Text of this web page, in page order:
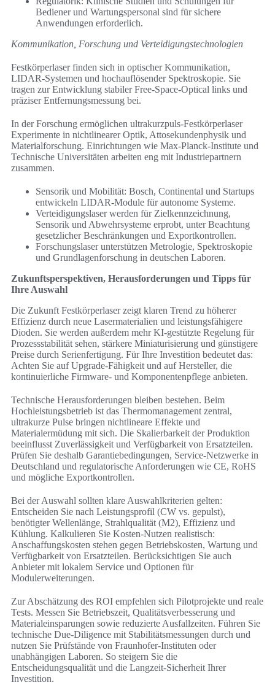
Bediener und Wartungspersonal sind für sichere
Anwendungen erforderlich.
Kommunikation, Forschung und Verteidigungstechnologien
Festkörperlaser finden sich in optischer Kommunikation,
LIDAR-Systemen und hochauflösender Spektroskopie. Sie
tragen zur Entwicklung stabiler Free-Space-Optical links und
präziser Entfernungsmessung bei.
In der Forschung ermöglichen ultrakurzpuls-Festkörperlaser
Experimente in nichtlinearer Optik, Attosekundenphysik und
Materialforschung. Einrichtungen wie Max-Planck-Institute und
Technische Universitäten arbeiten eng mit Industriepartnern
zusammen.
Sensorik und Mobilität: Bosch, Continental und Startups
entwickeln LIDAR-Module für autonome Systeme.
Verteidigungslaser werden für Zielkennzeichnung,
Sensorik und Abwehrsysteme erprobt, unter Beachtung
gesetzlicher Beschränkungen und Exportkontrollen.
Forschungslaser unterstützen Metrologie, Spektroskopie
und Grundlagenforschung in deutschen Laboren.
Zukunftsperspektiven, Herausforderungen und Tipps für
Ihre Auswahl
Die Zukunft Festkörperlaser zeigt klaren Trend zu höherer
Effizienz durch neue Lasermaterialien und leistungsfähigere
Dioden. Sie werden außerdem mehr KI-gestützte Regelung für
Prozessstabilität sehen, stärkere Miniaturisierung und günstigere
Preise durch Serienfertigung. Für Ihre Investition bedeutet das:
Achten Sie auf Upgrade-Fähigkeit und auf Hersteller, die
kontinuierliche Firmware- und Komponentenpflege anbieten.
Technische Herausforderungen bleiben bestehen. Beim
Hochleistungsbetrieb ist das Thermomanagement zentral,
ultrakurze Pulse bringen nichtlineare Effekte und
Materialermüdung mit sich. Die Skalierbarkeit der Produktion
beeinflusst Zuverlässigkeit und Verfügbarkeit von Ersatzteilen.
Prüfen Sie deshalb Garantiebedingungen, Service-Netzwerke in
Deutschland und regulatorische Anforderungen wie CE, RoHS
und mögliche Exportkontrollen.
Bei der Auswahl sollten klare Auswahlkriterien gelten:
Entscheiden Sie nach Leistungsprofil (CW vs. gepulst),
benötigter Wellenlänge, Strahlqualität (M2), Effizienz und
Kühlung. Kalkulieren Sie Kosten-Nutzen realistisch:
Anschaffungskosten stehen gegen Betriebskosten, Wartung und
Verfügbarkeit von Ersatzteilen. Berücksichtigen Sie auch
Anbieter mit lokalem Service und Optionen für
Modulerweiterungen.
Zur Abschätzung des ROI empfehlen sich Pilotprojekte und reale
Tests. Messen Sie Betriebszeit, Qualitätsverbesserung und
Materialeinsparungen sowie reduzierte Ausfallzeiten. Führen Sie
technische Due-Diligence mit Stabilitätsmessungen durch und
nutzen Sie Prüfstände von Fraunhofer-Instituten oder
unabhängigen Laboren. So steigern Sie die
Entscheidungsqualität und die Langzeit-Sicherheit Ihrer
Investition.